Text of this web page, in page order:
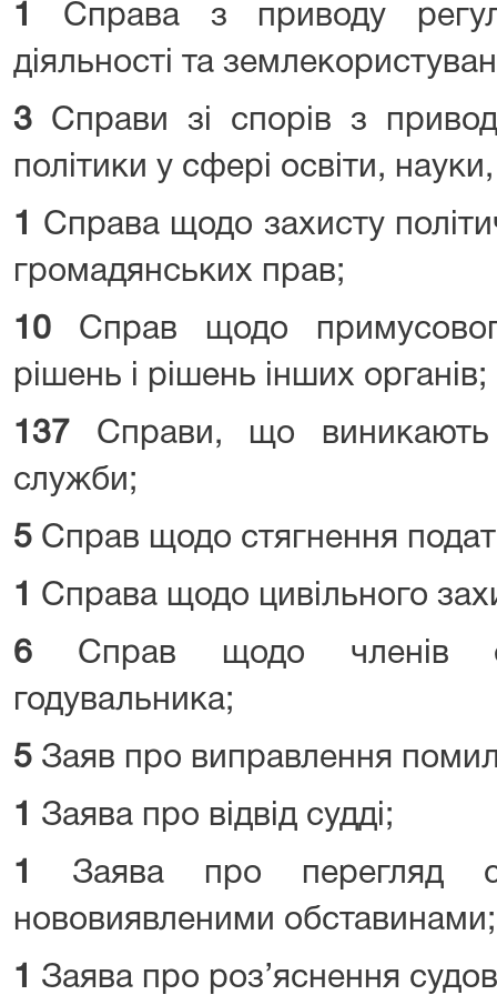
1
Справа з приводу
діяльності та
3 Справи зі спорів з
політики у сфері освіти,
1
Справа щодо захисту
громадянських прав;
10 Справ щодо
рішень і рішень інших органів;
137 Справи, що виникають
служби;
5 Справ щодо стягнення
1
Справа щодо цивільного
6 Справ щодо членів
годувальника;
5 Заяв про виправлення
1
Заява про відвід судді;
1
Заява про перегляд
нововиявленими обставинами;
1
Заява про роз’яснення